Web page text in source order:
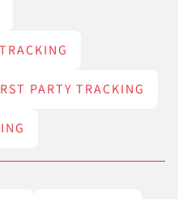
PARTY TRACKING